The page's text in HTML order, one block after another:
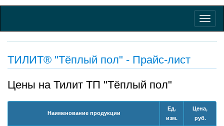
Меню
ТИЛИТ® "Тёплый пол" - Прайс-лист
Цены на Тилит ТП "Тёплый пол"
Наименование продукции
Ед.
изм.
Цена,
руб.